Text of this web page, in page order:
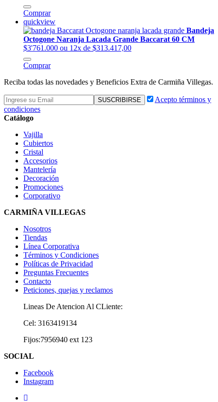
Comprar
quickview
Bandeja
Octogone Naranja Lacada Grande Baccarat 60 CM
$3'761.000 ou 12x de $313.417,00
Comprar
Reciba todas las novedades y Beneficios Extra de Carmiña Villegas.
Acepto términos y
condiciones
Catálogo
Vajilla
Cubiertos
Cristal
Accesorios
Mantelería
Decoración
Promociones
Corporativo
CARMIÑA VILLEGAS
Nosotros
Tiendas
Línea Corporativa
Términos y Condiciones
Políticas de Privacidad
Preguntas Frecuentes
Contacto
Peticiones, quejas y reclamos
Lineas De Atencion Al CLiente:
Cel: 3163419134
Fijos:7956940 ext 123
SOCIAL
Facebook
Instagram